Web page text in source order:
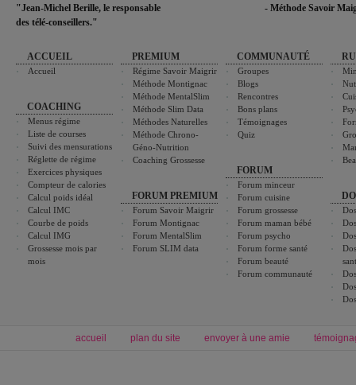
"Jean-Michel Berille, le responsable
des télé-conseillers."
- Méthode Savoir
ACCUEIL
Accueil
COACHING
Menus régime
Liste de courses
Suivi des mensurations
Réglette de régime
Exercices physiques
Compteur de calories
Calcul poids idéal
Calcul IMC
Courbe de poids
Calcul IMG
Grossesse mois par
mois
PREMIUM
Régime Savoir Maigrir
Méthode Montignac
Méthode MentalSlim
Méthode Slim Data
Méthodes Naturelles
Méthode Chrono-
Géno-Nutrition
Coaching Grossesse
FORUM PREMIUM
Forum Savoir Maigrir
Forum Montignac
Forum MentalSlim
Forum SLIM data
COMMUNAUTÉ
Groupes
Blogs
Rencontres
Bons plans
Témoignages
Quiz
FORUM
Forum minceur
Forum cuisine
Forum grossesse
Forum maman bébé
Forum psycho
Forum forme santé
Forum beauté
Forum communauté
accueil plan du site envoyer à une amie